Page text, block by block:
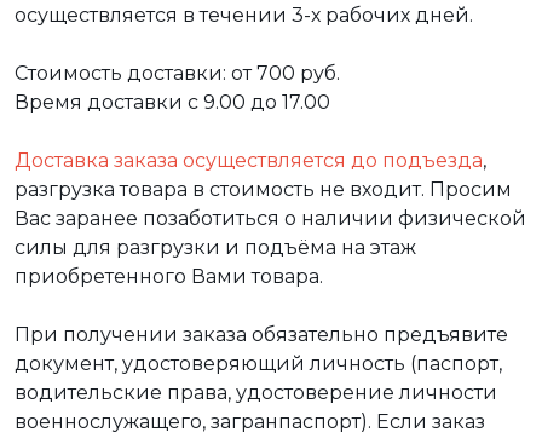
осуществляется в течении 3-х рабочих дней.
Стоимость доставки: от 700 руб.
Время доставки с 9.00 до 17.00
Доставка заказа осуществляется до подъезда,
разгрузка товара в стоимость не входит. Просим
Вас заранее позаботиться о наличии физической
силы для разгрузки и подъёма на этаж
приобретенного Вами товара.
При получении заказа обязательно предъявите
документ, удостоверяющий личность (паспорт,
водительские права, удостоверение личности
военнослужащего, загранпаспорт). Если заказ